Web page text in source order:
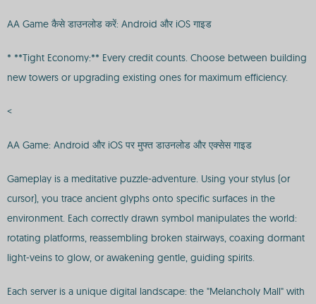
AA Game कैसे डाउनलोड करें: Android और iOS गाइड
* **Tight Economy:** Every credit counts. Choose between building
new towers or upgrading existing ones for maximum efficiency.
<
AA Game: Android और iOS पर मुफ्त डाउनलोड और एक्सेस गाइड
Gameplay is a meditative puzzle-adventure. Using your stylus (or
cursor), you trace ancient glyphs onto specific surfaces in the
environment. Each correctly drawn symbol manipulates the world:
rotating platforms, reassembling broken stairways, coaxing dormant
light-veins to glow, or awakening gentle, guiding spirits.
Each server is a unique digital landscape: the "Melancholy Mall" with